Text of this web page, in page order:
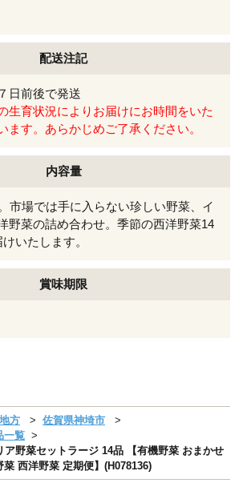
配送注記
日前後で発送
生育状況によりお届けにお時間をいた
ます。あらかじめご了承ください。
内容量
市場では手に入らない珍しい野菜、イ
野菜の詰め合わせ。季節の西洋野菜14
いたします。
賞味期限
方
佐賀県神埼市
一覧
ア野菜セットラージ 14品 【有機野菜 おまかせ
西洋野菜 定期便】(H078136)